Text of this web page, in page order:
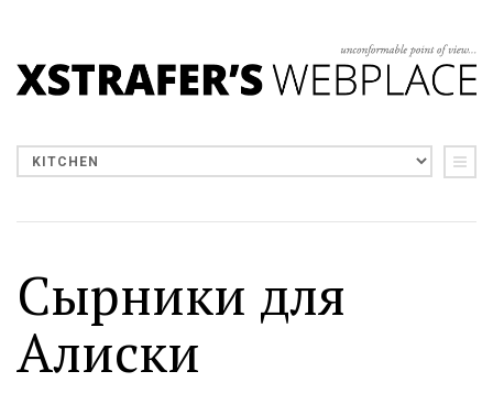
Сырники для
Алиски